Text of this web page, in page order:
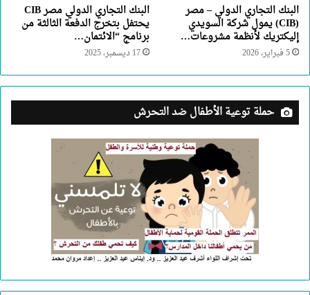
البنك التجاري الدولي – مصر
(CIB) يمول شركة السويدي
إليكتريك لأنظمة مشروعات…
5 فبراير، 2026
البنك التجاري الدولي مصر CIB
يحتفل بتخرج الدفعة الثالثة من
برنامج “الائتمان…
17 ديسمبر، 2025
حملة توعية الأطفال ضد التحرش